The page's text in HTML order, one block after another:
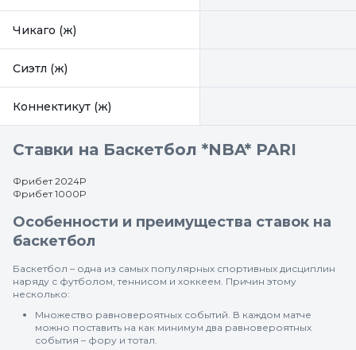
Чикаго (ж)
Сиэтл (ж)
Коннектикут (ж)
Ставки на Баскетбол *NBA* PARI
Фрибет 2024Р
Фрибет 1000Р
Особенности и преимущества ставок на
баскетбол
Баскетбол – одна из самых популярных спортивных дисциплин
наряду с футболом, теннисом и хоккеем. Причин этому
несколько:
Множество равновероятных событий. В каждом матче
можно поставить на как минимум два равновероятных
события – фору и тотал.